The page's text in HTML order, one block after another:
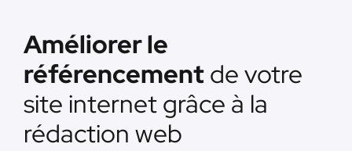
Améliorer le
référencementde votre
site internet grâce à la
rédaction web